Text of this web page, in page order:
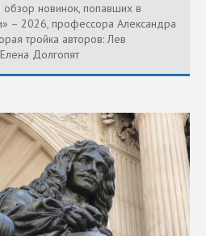
новинок, попавших в
– 2026, профессора Александра
тройка авторов: Лев
Долгопят